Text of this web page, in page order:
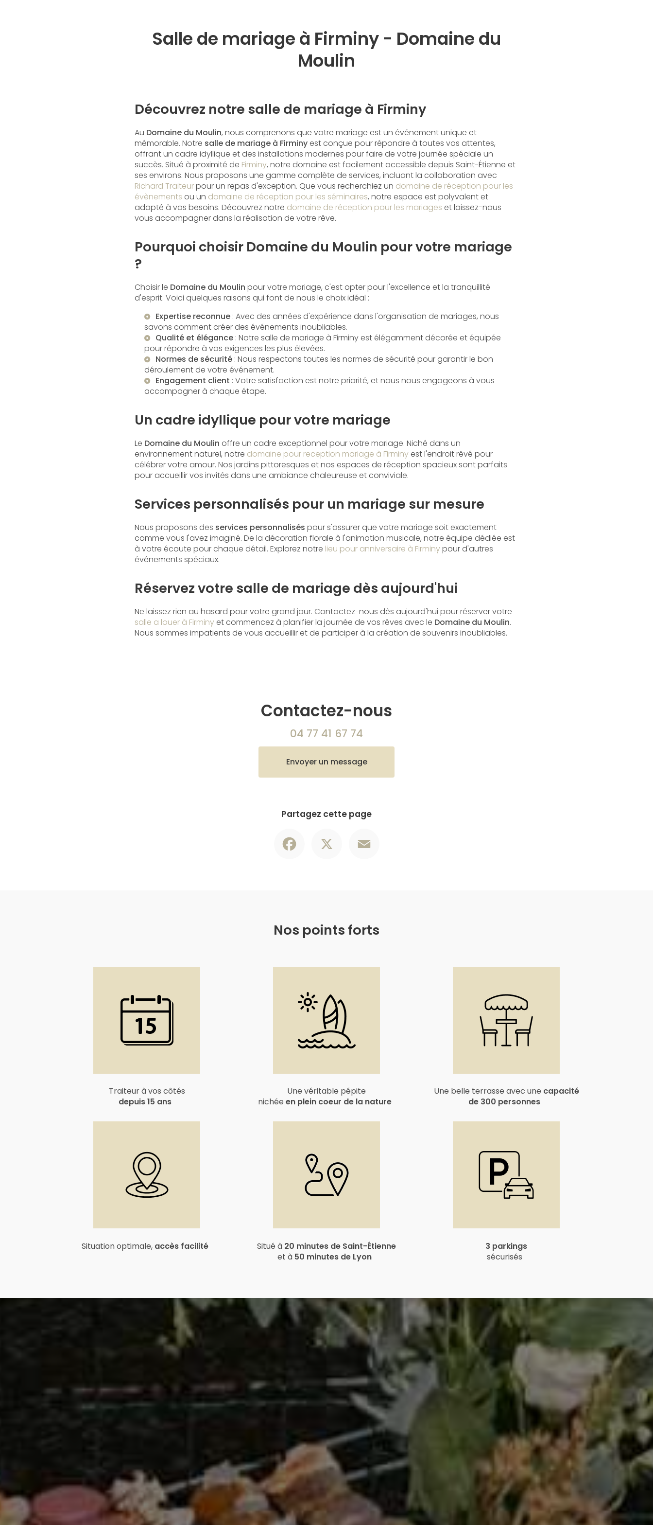
Salle de mariage à Firminy - Domaine du
Moulin
Découvrez notre salle de mariage à Firminy
Au Domaine du Moulin, nous comprenons que votre mariage est un événement unique et
mémorable. Notre salle de mariage à Firminyest conçue pour répondre à toutes vos attentes,
offrant un cadre idyllique et des installations modernes pour faire de votre journée spéciale un
succès. Situé à proximité de Firminy, notre domaine est facilement accessible depuis Saint-Étienne et
ses environs. Nous proposons une gamme complète de services, incluant la collaboration avec
Richard Traiteurpour un repas d'exception. Que vous recherchiez un domaine de réception pour les
évènements ou un domaine de réception pour les séminaires, notre espace est polyvalent et
adapté à vos besoins. Découvrez notre domaine de réception pour les mariages et laissez-nous
vous accompagner dans la réalisation de votre rêve.
Pourquoi choisir Domaine du Moulin pour votre mariage
?
Choisir le Domaine du Moulin pour votre mariage, c'est opter pour l'excellence et la tranquillité
d'esprit. Voici quelques raisons qui font de nous le choix idéal :
Expertise reconnue : Avec des années d'expérience dans l'organisation de mariages, nous
savons comment créer des événements inoubliables.
Qualité et élégance : Notre salle de mariage à Firminy est élégamment décorée et équipée
pour répondre à vos exigences les plus élevées.
Normes de sécurité : Nous respectons toutes les normes de sécurité pour garantir le bon
déroulement de votre événement.
Engagement client : Votre satisfaction est notre priorité, et nous nous engageons à vous
accompagner à chaque étape.
Un cadre idyllique pour votre mariage
Le Domaine du Moulin offre un cadre exceptionnel pour votre mariage. Niché dans un
environnement naturel, notre domaine pour reception mariage à Firminyest l'endroit rêvé pour
célébrer votre amour. Nos jardins pittoresques et nos espaces de réception spacieux sont parfaits
pour accueillir vos invités dans une ambiance chaleureuse et conviviale.
Services personnalisés pour un mariage sur mesure
Nous proposons des services personnalisés pour s'assurer que votre mariage soit exactement
comme vous l'avez imaginé. De la décoration florale à l'animation musicale, notre équipe dédiée est
à votre écoute pour chaque détail. Explorez notre lieu pour anniversaire à Firminypour d'autres
événements spéciaux.
Réservez votre salle de mariage dès aujourd'hui
Ne laissez rien au hasard pour votre grand jour. Contactez-nous dès aujourd'hui pour réserver votre
salle a louer à Firminyet commencez à planifier la journée de vos rêves avec le Domaine du Moulin.
Nous sommes impatients de vous accueillir et de participer à la création de souvenirs inoubliables.
Contactez-nous
04 77 41 67 74
Envoyer un message
Partagez cette page
Nos points forts
Traiteur à vos côtés
depuis 15 ans
Une véritable pépite
nichée en plein coeur de la nature
Une belle terrasse avec une capacité
de 300 personnes
Situation optimale, accès facilité Situé à 20 minutes de Saint-Étienne
et à 50 minutes de Lyon
3 parkings
sécurisés